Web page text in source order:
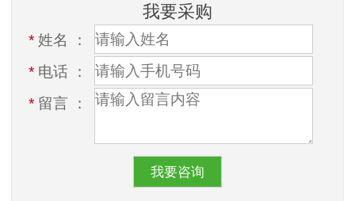
我要采购
* 姓名 ：
* 电话 ：
* 留言 ：